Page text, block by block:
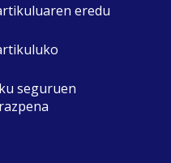
eredu
seguruen